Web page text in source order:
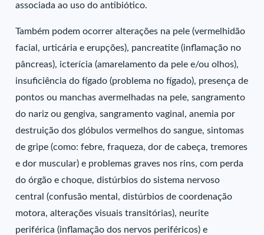
associada ao uso do antibiótico.
Também podem ocorrer alterações na pele (vermelhidão
facial, urticária e erupções), pancreatite (inflamação no
pâncreas), icterícia (amarelamento da pele e/ou olhos),
insuficiência do fígado (problema no fígado), presença de
pontos ou manchas avermelhadas na pele, sangramento
do nariz ou gengiva, sangramento vaginal, anemia por
destruição dos glóbulos vermelhos do sangue, sintomas
de gripe (como: febre, fraqueza, dor de cabeça, tremores
e dor muscular) e problemas graves nos rins, com perda
do órgão e choque, distúrbios do sistema nervoso
central (confusão mental, distúrbios de coordenação
motora, alterações visuais transitórias), neurite
periférica (inflamação dos nervos periféricos) e